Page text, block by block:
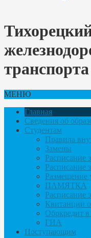
МЕНЮ
Главная
Сведения об
Студентам
Правила
Замены
Расписание
Расписание
Размещение
ПАМЯТКА
Расписание
Квитанции
Обркредит
ГИА
Поступающим